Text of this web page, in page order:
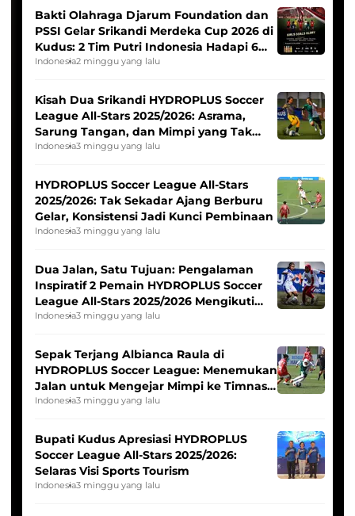
Bakti Olahraga Djarum Foundation dan
PSSI Gelar Srikandi Merdeka Cup 2026 di
Kudus: 2 Tim Putri Indonesia Hadapi 6
Tim Asia
Indonesia2 minggu yang lalu
Kisah Dua Srikandi HYDROPLUS Soccer
League All-Stars 2025/2026: Asrama,
Sarung Tangan, dan Mimpi yang Tak
Pernah Padam
Indonesia3 minggu yang lalu
HYDROPLUS Soccer League All-Stars
2025/2026: Tak Sekadar Ajang Berburu
Gelar, Konsistensi Jadi Kunci Pembinaan
Indonesia3 minggu yang lalu
Dua Jalan, Satu Tujuan: Pengalaman
Inspiratif 2 Pemain HYDROPLUS Soccer
League All-Stars 2025/2026 Mengikuti
Seleksi Timnas Indonesia Putri
Indonesia3 minggu yang lalu
Sepak Terjang Albianca Raula di
HYDROPLUS Soccer League: Menemukan
Jalan untuk Mengejar Mimpi ke Timnas
Indonesia Putri
Indonesia3 minggu yang lalu
Bupati Kudus Apresiasi HYDROPLUS
Soccer League All-Stars 2025/2026:
Selaras Visi Sports Tourism
Indonesia3 minggu yang lalu